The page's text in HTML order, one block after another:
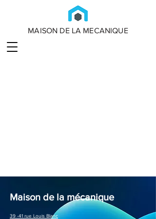
MAISON DE LA MECANIQUE
Maison de la mécanique
39 -41 rue Louis Blanc